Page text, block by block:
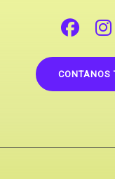
CONTANOS